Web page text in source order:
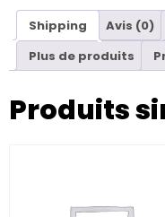
Shipping Avis (0)
Plus de produits
Produits